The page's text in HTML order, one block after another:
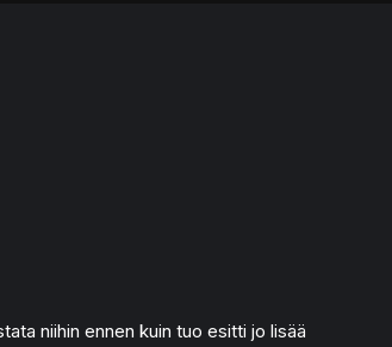
niihin ennen kuin tuo esitti jo lisää